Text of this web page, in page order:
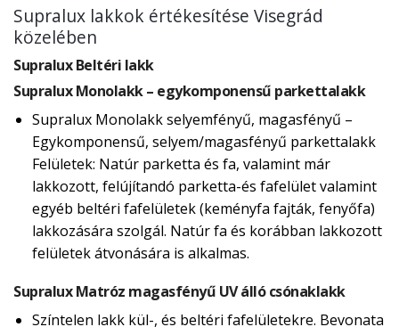
Supralux lakkok értékesítése Visegrád
közelében
Supralux Beltéri lakk
Supralux Monolakk – egykomponensű parkettalakk
Supralux Monolakk selyemfényű, magasfényű –
Egykomponensű, selyem/magasfényű parkettalakk
Felületek: Natúr parketta és fa, valamint már
lakkozott, felújítandó parketta-és fafelület valamint
egyéb beltéri fafelületek (keményfa fajták, fenyőfa)
lakkozására szolgál. Natúr fa és korábban lakkozott
felületek átvonására is alkalmas.
Supralux Matróz magasfényű UV álló csónaklakk
Színtelen lakk kül-, és beltéri fafelületekre. Bevonata